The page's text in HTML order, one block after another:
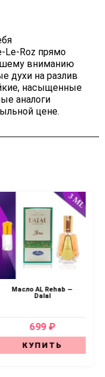
Le-Roz прямо
вниманию
духи на разлив
насыщенные
аналоги
цене.
Масло AL Rehab —
Dalal
699 ₽
КУПИТЬ